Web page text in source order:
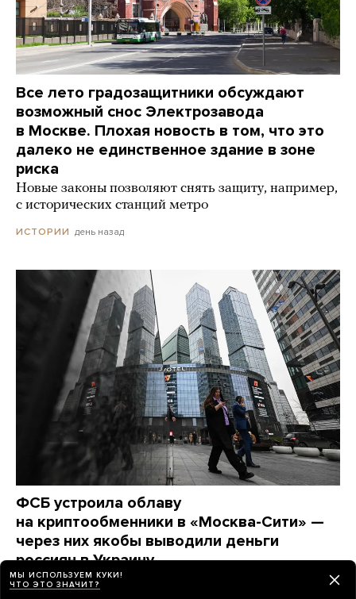
Все лето градозащитники обсуждают
возможный снос Электрозавода
в Москве. Плохая новость в том, что это
далеко не единственное здание в зоне
риска
Новые законы позволяют снять защиту, например,
с исторических станций метро
ИСТОРИИ день назад
ФСБ устроила облаву
на криптообменники в «Москва-Сити» —
через них якобы выводили деньги
россиян в Украину
Задержаны больше 20 человек. Некоторые из них
МЫ ИСПОЛЬЗУЕМ КУКИ!
ЧТО ЭТО ЗНАЧИТ?